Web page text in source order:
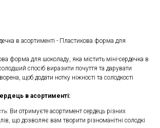
в асортименті - Пластикова форма для
форма для шоколаду, яка містить міні-сердечка в
спосіб виразити почуття та дарувати
щоб додати нотку ніжності та солодкості
в асортименті:
: Ви отримуєте асортимент сердець різних
що дозволяє вам творити різноманітні солодкі